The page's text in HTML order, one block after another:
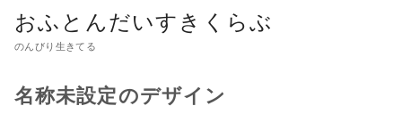
おふとんだいすきくらぶ
のんびり生きてる
名称未設定のデザイン